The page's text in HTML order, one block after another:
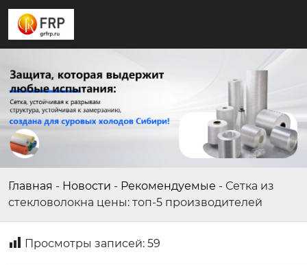
Главная - Новости - Рекомендуемые - Сетка из
стекловолокна цены: топ-5 производителей
Просмотры записей: 59